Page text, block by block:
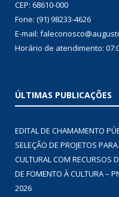
CEP: 68610-000
Fone: (91) 98233-4626
E-mail:
Horário de atendimento:
ÚLTIMAS PUBLICAÇÕES
EDITAL DE CHAMAMENTO
SELEÇÃO DE PROJETOS
CULTURAL COM RECURSOS
DE FOMENTO À CULTURA –
2026